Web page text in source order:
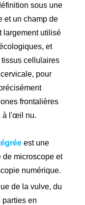
sous une
et un champ de
largement utilisé
et
tissus cellulaires
pour
frontalières
à l'œil nu.
est une
de microscope et
numérique.
de la vulve, du
parties en